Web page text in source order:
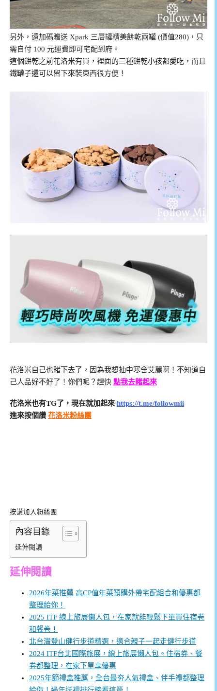
另外，還加碼贈送 Xpark 三層罐精美餅乾兩罐 (價值280)，只
需自付 100 元運費即可宅配到府。
這個餅乾之前花洛米有買，裡面的三種餅乾小孩都愛吃，而且
鐵罐子還可以留下來裝東西很方便！
花洛米自己也賭下去了，因為我想抽中寒舍艾麗啊！不知道自
己人品好不好了！你們呢？趕快 點我去賭起來
花洛米也有TG了，現在就加起來 https://t.me/followmii
進來按個讚 花洛米粉絲團
按讚加入粉絲團
內容目錄
延伸閱讀
延伸閱讀
2026年菜推薦 高CP值年菜預購外帶宅配組合和優惠都
整理給你！
2025 ITF 線上旅展懶人包，在家就能輕鬆下單買住宿卷
和餐卷！
北台灣登山健行步道精選，適合親子一起走健行步道
2024 ITF台北國際旅展，線上旅展懶人包。住宿券、餐
券都整理，在家下單享優惠
2025年節禮盒推薦，全台最夯人氣禮盒、伴手禮都整理